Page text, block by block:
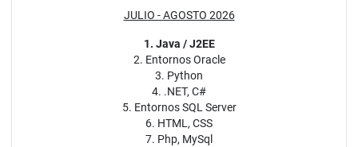
JULIO - AGOSTO 2026
1. Java / J2EE
2. Entornos Oracle
3. Python
4. .NET, C#
5. Entornos SQL Server
6. HTML, CSS
7. Php, MySql